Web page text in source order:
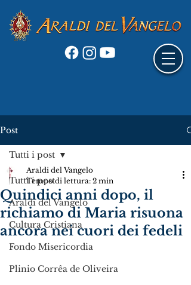
Post
Tutti i post
Araldi del Vangelo
Cultura Cristiana
Fondo Misericordia
Plinio Corrêa de Oliveira
Tutti i post
Quindici anni dopo, il
richiamo di Maria risuona
ancora nei cuori dei fedeli
Araldi del Vangelo
Tempo di lettura: 2 min